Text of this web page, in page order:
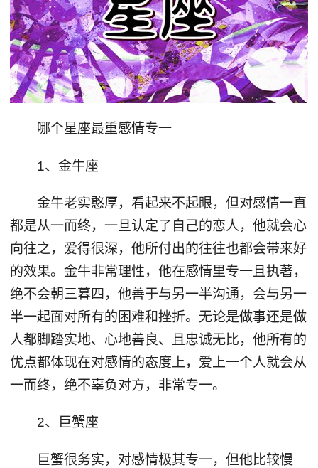
哪个星座最重感情专一
1、金牛座
金牛老实憨厚，看起来不起眼，但对感情一直
都是从一而终，一旦认定了自己的恋人，他就会心
向往之，爱得很深，他所付出的往往也都会带来好
的效果。金牛非常理性，他在感情里专一且执著，
绝不会朝三暮四，他善于与另一半沟通，会与另一
半一起面对所有的困难和挫折。无论是做事还是做
人都脚踏实地、心地善良、且忠诚无比，他所有的
优点都体现在对感情的态度上，爱上一个人就会从
一而终，绝不辜负对方，非常专一。
2、巨蟹座
巨蟹很务实，对感情极其专一，但他比较慢